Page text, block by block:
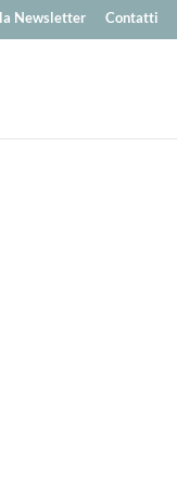
Newsletter Contatti